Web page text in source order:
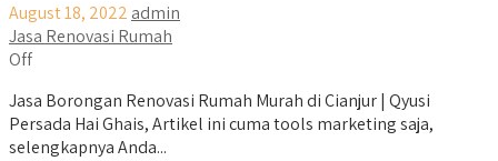
August 18, 2022 admin
Jasa Renovasi Rumah
Off
Jasa Borongan Renovasi Rumah Murah di Cianjur | Qyusi
Persada Hai Ghais, Artikel ini cuma tools marketing saja,
selengkapnya Anda...